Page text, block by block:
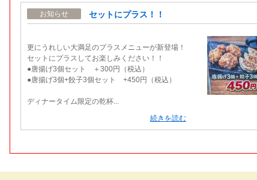
お知らせ セットにプラス！！
更にうれしい大満足のプラスメニューが新登場！
セットにプラスしてお楽しみください！！
●唐揚げ3個セット ＋300円（税込）
●唐揚げ3個+餃子3個セット +450円（税込）
ディナータイム限定の乾杯...
続きを読む